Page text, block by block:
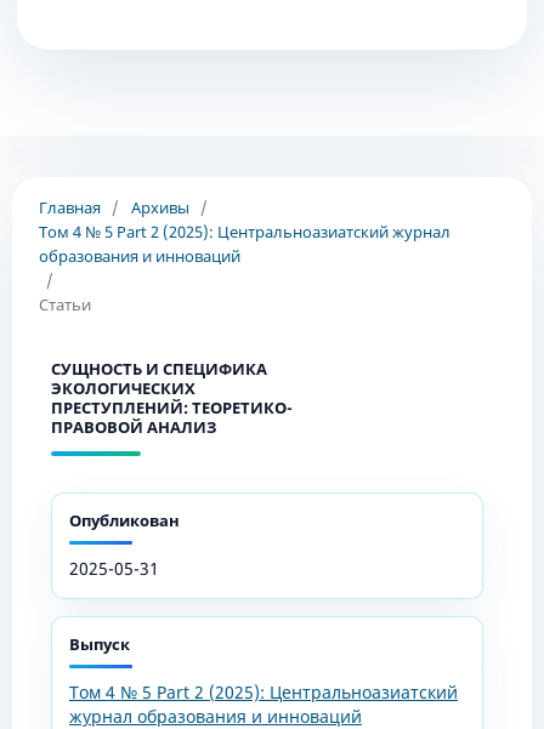
Главная / Архивы
/
Том 4 № 5 Part 2 (2025): Центральноазиатский журнал
образования и инноваций
/
Статьи
СУЩНОСТЬ И СПЕЦИФИКА
ЭКОЛОГИЧЕСКИХ
ПРЕСТУПЛЕНИЙ: ТЕОРЕТИКО-
ПРАВОВОЙ АНАЛИЗ
Опубликован
2025-05-31
Выпуск
Том 4 № 5 Part 2 (2025): Центральноазиатский
журнал образования и инноваций